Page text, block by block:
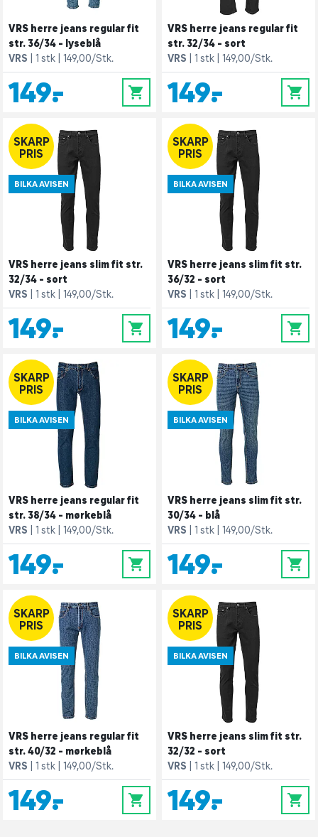
VRS herre jeans regular fit
str. 36/34 - lyseblå
VRS
1 stk 149,00/Stk.
149,- 0
VRS herre jeans regular fit
str. 32/34 - sort
VRS
1 stk 149,00/Stk.
149,- 0
SKARP
PRIS
BILKA AVISEN
VRS herre jeans slim fit str.
32/34 - sort
VRS
1 stk 149,00/Stk.
149,- 0
SKARP
PRIS
BILKA AVISEN
VRS herre jeans slim fit str.
36/32 - sort
VRS
1 stk 149,00/Stk.
149,- 0
SKARP
PRIS
BILKA AVISEN
VRS herre jeans regular fit
str. 38/34 - mørkeblå
VRS
1 stk 149,00/Stk.
149,- 0
SKARP
PRIS
BILKA AVISEN
VRS herre jeans slim fit str.
30/34 - blå
VRS
1 stk 149,00/Stk.
149,- 0
SKARP
PRIS
BILKA AVISEN
VRS herre jeans regular fit
str. 40/32 - mørkeblå
VRS
1 stk 149,00/Stk.
149,- 0
SKARP
PRIS
BILKA AVISEN
VRS herre jeans slim fit str.
32/32 - sort
VRS
1 stk 149,00/Stk.
149,- 0